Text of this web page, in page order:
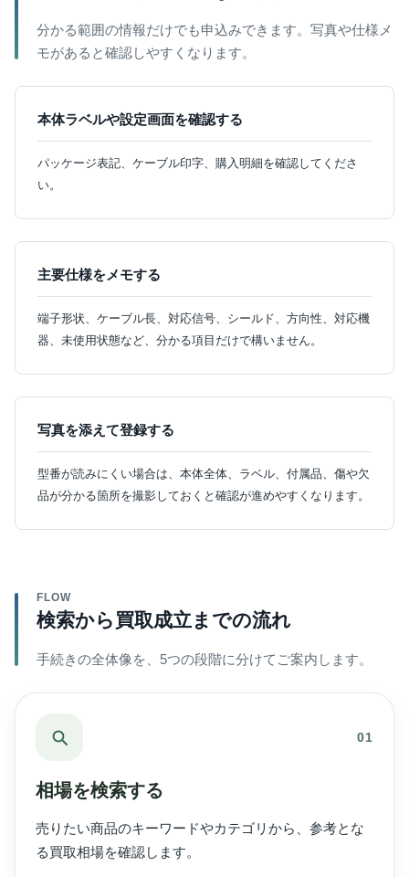
分かる範囲の情報だけでも申込みできます。写真や仕様メ
モがあると確認しやすくなります。
本体ラベルや設定画面を確認する
パッケージ表記、ケーブル印字、購入明細を確認してくださ
い。
主要仕様をメモする
端子形状、ケーブル長、対応信号、シールド、方向性、対応機
器、未使用状態など、分かる項目だけで構いません。
写真を添えて登録する
型番が読みにくい場合は、本体全体、ラベル、付属品、傷や欠
品が分かる箇所を撮影しておくと確認が進めやすくなります。
FLOW
検索から買取成立までの流れ
手続きの全体像を、5つの段階に分けてご案内します。
01
相場を検索する
売りたい商品のキーワードやカテゴリから、参考とな
る買取相場を確認します。